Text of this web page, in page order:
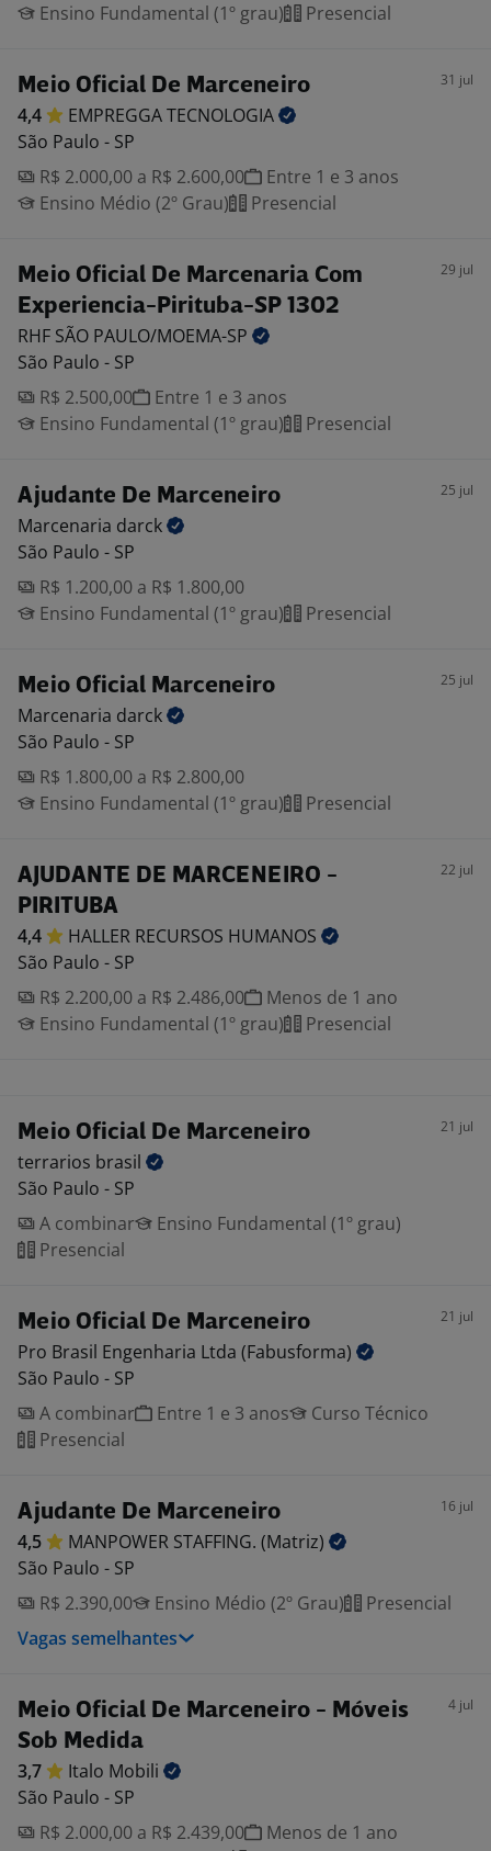
Ensino Fundamental (1º grau)
Presencial
Meio Oficial De Marceneiro 31 jul
4,4 EMPREGGATECNOLOGIA
São Paulo - SP
R$ 2.000,00 a R$ 2.600,00
Entre 1 e 3 anos
Ensino Médio (2º Grau)
Presencial
Meio Oficial De Marcenaria Com
Experiencia-Pirituba-SP 1302
29 jul
RHF SÃO PAULO/MOEMA-SP
São Paulo - SP
R$ 2.500,00
Entre 1 e 3 anos
Ensino Fundamental (1º grau)
Presencial
Ajudante De Marceneiro 25 jul
Marcenaria darck
São Paulo - SP
R$ 1.200,00 a R$ 1.800,00
Ensino Fundamental (1º grau)
Presencial
Meio Oficial Marceneiro 25 jul
Marcenaria darck
São Paulo - SP
R$ 1.800,00 a R$ 2.800,00
Ensino Fundamental (1º grau)
Presencial
AJUDANTE DE MARCENEIRO -
PIRITUBA
22 jul
4,4 HALLER RECURSOS HUMANOS
São Paulo - SP
R$ 2.200,00 a R$ 2.486,00
Menos de 1 ano
Ensino Fundamental (1º grau)
Presencial
Meio Oficial De Marceneiro 21 jul
terrarios brasil
São Paulo - SP
A combinar
Ensino Fundamental (1º grau)
Presencial
Meio Oficial De Marceneiro 21 jul
Pro Brasil Engenharia Ltda (Fabusforma)
São Paulo - SP
A combinar
Entre 1 e 3 anos
Curso Técnico
Presencial
Ajudante De Marceneiro 16 jul
4,5 MANPOWER STAFFING. (Matriz)
São Paulo - SP
R$ 2.390,00
Ensino Médio (2º Grau)
Presencial
Vagas semelhantes
Meio Oficial De Marceneiro - Móveis
Sob Medida
4 jul
3,7 Italo Mobili
São Paulo - SP
R$ 2.000,00 a R$ 2.439,00
Menos de 1 ano